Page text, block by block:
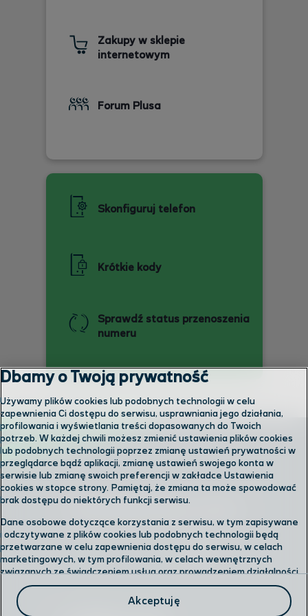
Zakupy w sklepie
internetowym
Forum Plusa
Skonfiguruj telefon
Krótkie kody
Sprawdź status przenoszenia
numeru
Skontaktuj się z nami
Odwiedź nas w salonie
Formularz kontaktowy
Dbamy o Twoją prywatność
Używamy plików cookies lub podobnych technologii w celu
zapewnienia Ci dostępu do serwisu, usprawniania jego działania,
profilowania i wyświetlania treści dopasowanych do Twoich
potrzeb. W każdej chwili możesz zmienić ustawienia plików cookies
lub podobnych technologii poprzez zmianę ustawień prywatności w
przeglądarce bądź aplikacji, zmianę ustawień swojego konta w
serwisie lub zmianę swoich preferencji w zakładce Ustawienia
cookies w stopce strony. Pamiętaj, że zmiana ta może spowodować
brak dostępu do niektórych funkcji serwisu.
Dane osobowe dotyczące korzystania z serwisu, w tym zapisywane
i odczytywane z plików cookies lub podobnych technologii będą
przetwarzane w celu zapewnienia dostępu do serwisu, w celach
marketingowych, w tym profilowania, w celach wewnętrznych
związanych ze świadczeniem usług oraz prowadzeniem działalności
gospodarczej, w tym dowodowych, analitycznych i statystycznych,
wykrywania i eliminowania nadużyć oraz w celu wykonywania
obowiązków wynikających z przepisów prawa. Administratorem
Akceptuję